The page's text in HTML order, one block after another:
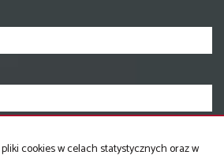
cookies w celach statystycznych oraz w